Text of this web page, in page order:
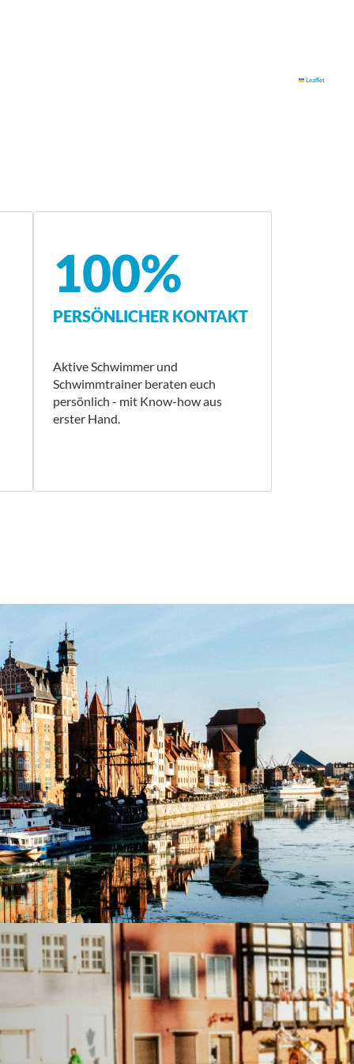
Leaflet
100%
PERSÖNLICHER KONTAKT
Aktive Schwimmer und
Schwimmtrainer beraten euch
persönlich - mit Know-how aus
erster Hand.